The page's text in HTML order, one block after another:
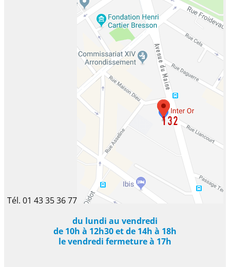
Tél. 01 43 35 36 77
du lundi au vendredi
de 10h à 12h30 et de 14h à 18h
le vendredi fermeture à 17h